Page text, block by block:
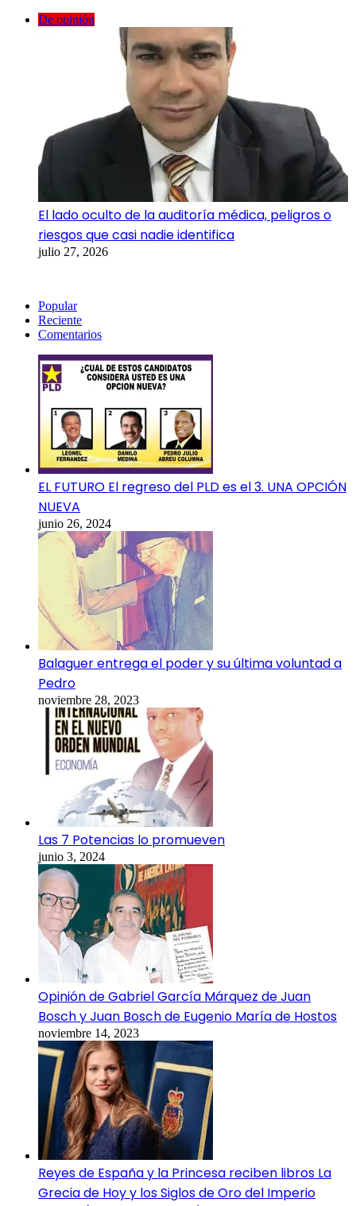
De opinión
El lado oculto de la auditoría médica, peligros o
riesgos que casi nadie identifica
julio 27, 2026
Popular
Reciente
Comentarios
EL FUTURO El regreso del PLD es el 3. UNA OPCIÓN
NUEVA
junio 26, 2024
Balaguer entrega el poder y su última voluntad a
Pedro
noviembre 28, 2023
Las 7 Potencias lo promueven
junio 3, 2024
Opinión de Gabriel García Márquez de Juan
Bosch y Juan Bosch de Eugenio María de Hostos
noviembre 14, 2023
Reyes de España y la Princesa reciben libros La
Grecia de Hoy y los Siglos de Oro del Imperio